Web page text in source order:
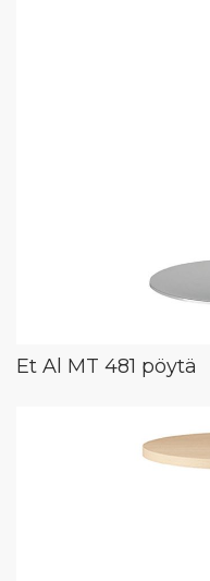
Et Al MT 481 pöytä